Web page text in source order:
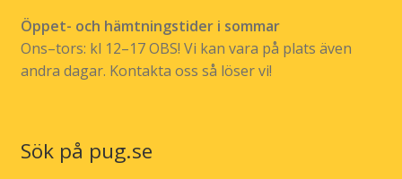
Öppet- och hämtningstider i sommar
Ons–tors: kl 12–17 OBS! Vi kan vara på plats även
andra dagar. Kontakta oss så löser vi!
Sök på pug.se